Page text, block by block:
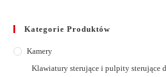
Kategorie Produktów
Kamery
Klawiatury sterujące i pulpity sterujące